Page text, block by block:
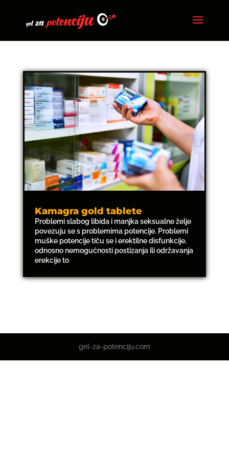
Kamagra gold tablete
Problemi slabog libida i manjka seksualne želje
povezuju se s problemima potencije. Problemi
muške potencije tiču se i erektilne disfunkcije,
odnosno nemogućnosti postizanja ili održavanja
erekcije to
gel-za-potenciju.com